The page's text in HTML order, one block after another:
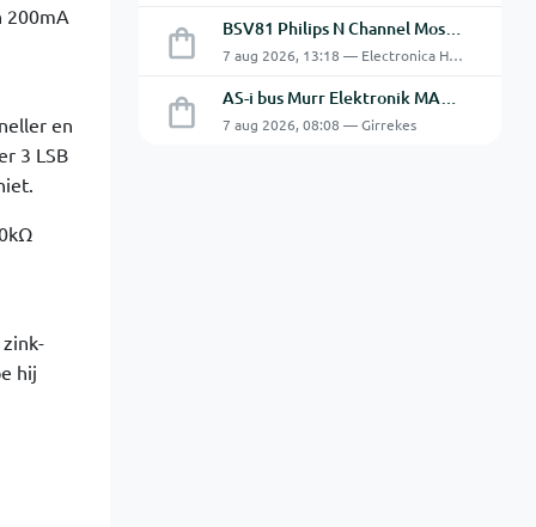
BSV81 Philips N Channel Mosfet Transistors.
7 aug 2026, 13:18 — Electronica Hobbyist
AS-i bus Murr Elektronik MASI20 AS-Interface I/O-module 56440
7 aug 2026, 08:08 — Girrekes
200mA
en
3 LSB
hij